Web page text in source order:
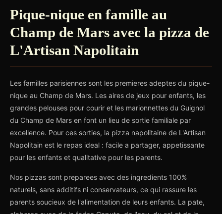
Pique-nique en famille au
Champ de Mars avec la pizza de
L'Artisan Napolitain
Les familles parisiennes sont les premieres adeptes du pique-
nique au Champ de Mars. Les aires de jeux pour enfants, les
grandes pelouses pour courir et les marionnettes du Guignol
du Champ de Mars en font un lieu de sortie familiale par
excellence. Pour ces sorties, la pizza napolitaine de L'Artisan
Napolitain est le repas ideal : facile a partager, appetissante
pour les enfants et qualitative pour les parents.
Nos pizzas sont preparees avec des ingredients 100%
naturels, sans additifs ni conservateurs, ce qui rassure les
parents soucieux de l'alimentation de leurs enfants. La pate,